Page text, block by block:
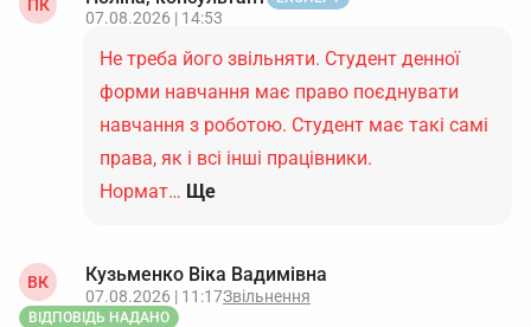
ПК
07.08.2026 | 14:53
Не треба його звільняти. Студент денної
форми навчання має право поєднувати
навчання з роботою. Студент має такі самі
права, як і всі інші працівники.
Нормат… Ще
ВК Кузьменко Віка Вадимівна
07.08.2026 | 11:17Звільнення
ВІДПОВІДЬ НАДАНО